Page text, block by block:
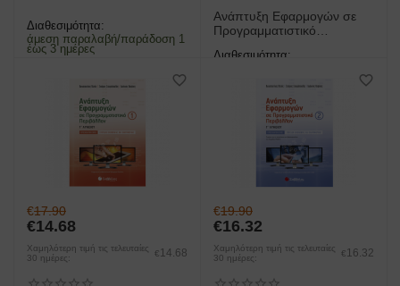
Διαθεσιμότητα:
άμεση παραλαβή/παράδοση 1
έως 3 ημέρες
Ανάπτυξη Εφαρμογών σε
Προγραμματιστικό
Λυκείου
Διαθεσιμότητα:
€17.90
€14.68
Χαμηλότερη τιμή τις τελευταίες
30 ημέρες:
€ 14.68
€19.90
€16.32
Χαμηλότερη τιμή τις τελευταίες
30 ημέρες:
€ 16.32